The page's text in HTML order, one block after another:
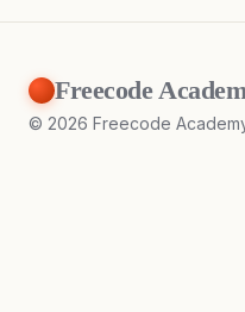
Freecode
© 2026 Freecode